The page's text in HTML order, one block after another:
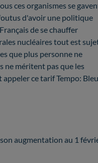
ces organismes se
d'avoir une politique
de se chauffer
nucléaires tout est
que plus personne ne
ne méritent pas que les
appeler ce tarif Tempo: Bleu
augmentation au 1